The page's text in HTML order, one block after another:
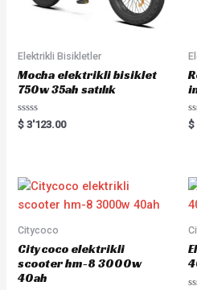
Elektrikli Bisikletler
Mocha elektrikli bisiklet
750w 35ah satılık
R
a
o
u
o
5
$ 3'123.00
R
a
o
u
t
o
5
$
Citycoco
Citycoco elektrikli
scooter hm-8 3000w
40ah